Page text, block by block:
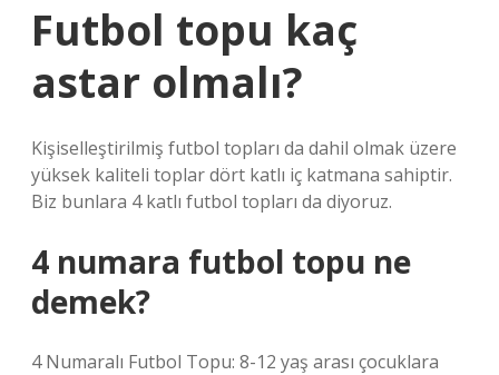
Futbol topu kaç
astar olmalı?
Kişiselleştirilmiş futbol topları da dahil olmak üzere
yüksek kaliteli toplar dört katlı iç katmana sahiptir.
Biz bunlara 4 katlı futbol topları da diyoruz.
4 numara futbol topu ne
demek?
4 Numaralı Futbol Topu: 8-12 yaş arası çocuklara